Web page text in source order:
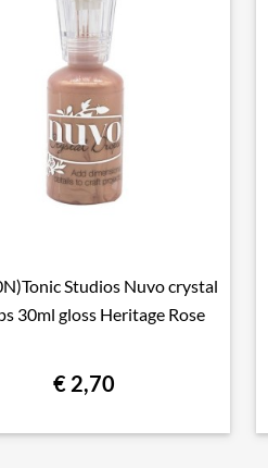
 Snel bekijken
Studios Nuvo crystal
30ml gloss Heritage Rose
€ 2,70